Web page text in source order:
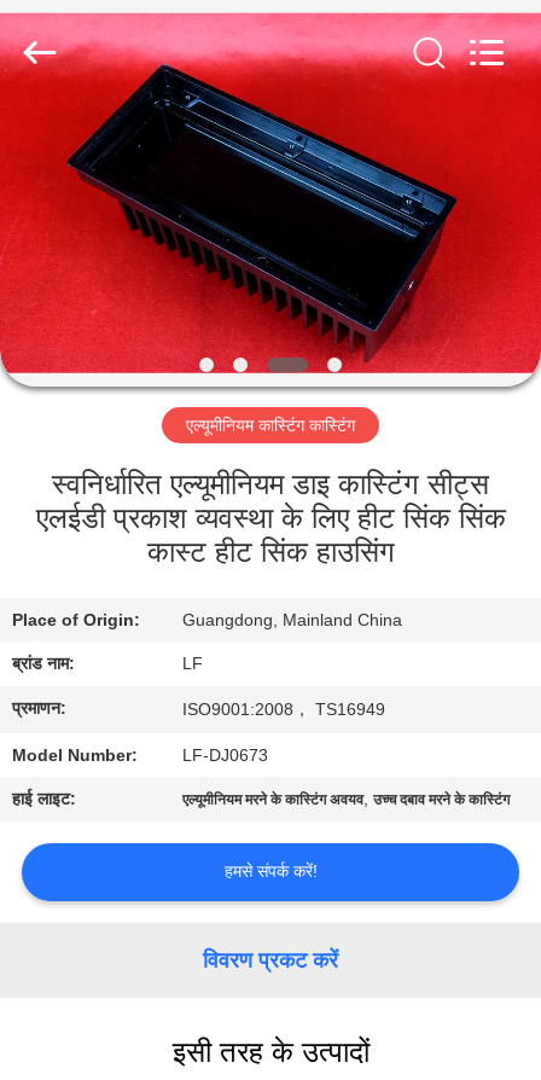
उत्पाद
वीडियो
हमारे
बारे
कारखाने
गुणवत्ता
नियंत्रण
हमसे
संपर्क
करें
Co.,Limited.
All
एल्यूमीनियम कास्टिंग कास्टिंग
स्वनिर्धारित एल्यूमीनियम डाइ कास्टिंग सीट्स
एलईडी प्रकाश व्यवस्था के लिए हीट सिंक सिंक
कास्ट हीट सिंक हाउसिंग
Place of Origin: Guangdong, Mainland China
ब्रांड नाम: LF
प्रमाणन: ISO9001:2008， TS16949
Model Number: LF-DJ0673
हाई लाइट: एल्यूमीनियम मरने के कास्टिंग अवयव,उच्च दबाव मरने के कास्टिंग
हमसे संपर्क करें!
विवरण प्रकट करें
इसी तरह के उत्पादों